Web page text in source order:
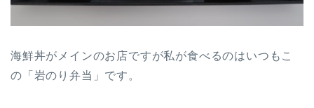
海鮮丼がメインのお店ですが私が食べるのはいつもこ
の「岩のり弁当」です。